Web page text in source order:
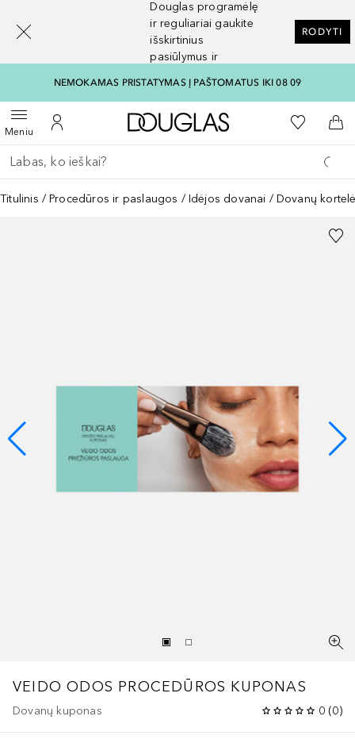
Douglas programėlę
ir reguliariai gaukite
išskirtinius
pasiūlymus ir
RODYTI
NEMOKAMAS PRISTATYMAS Į PAŠTOMATUS IKI 08 09
MeniuAtidaryti meniuĮ mano paskyrą
Į Douglas pagrindinį
Į mano
Į
Grįžk atgal
Vykdykite paiešką
Titulinis Procedūros ir paslaugos Idėjos dovanai Dovanų
VEIDO ODOS PROCEDŪROS KUPONAS
Dovanų kuponas 0 (0)
[navigation.slideout.screenreader]